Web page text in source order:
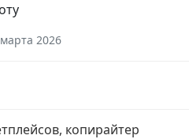
2026
копирайтер